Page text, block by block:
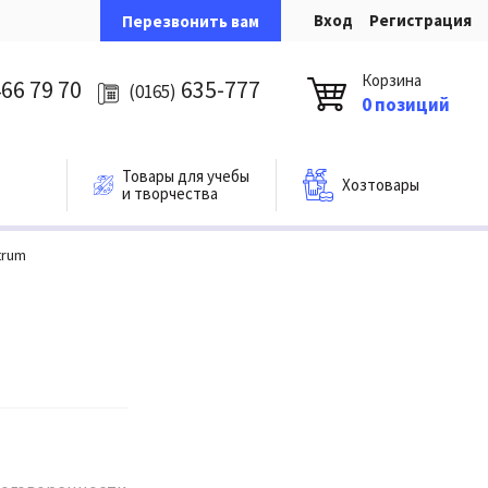
Перезвонить вам Вход Регистрация
79 70 (0165) 635-777 Корзина
0 позиций
Товары для учебы
и творчества
Хозтовары